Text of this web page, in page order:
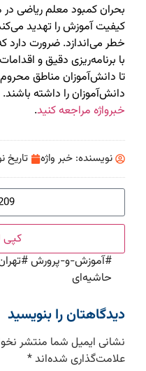
بحران کمبود معلم ریاضی
کیفیت آموزش را تهدید
خطر می‌اندازد. ضرورت دارد
با برنامه‌ریزی دقیق و
تا دانش‌آموزان مناطق
دانش‌آموزان را داشته باشند.
خبرواژه مراجعه کنید.
نویسنده: خبر واژه تاریخ
کپی
#آموزش-و-پرورش#
حاشیه‌ای
دیدگاهتان را بنویسید
نشانی ایمیل شما منتشر
علامت‌گذاری شده‌اند*